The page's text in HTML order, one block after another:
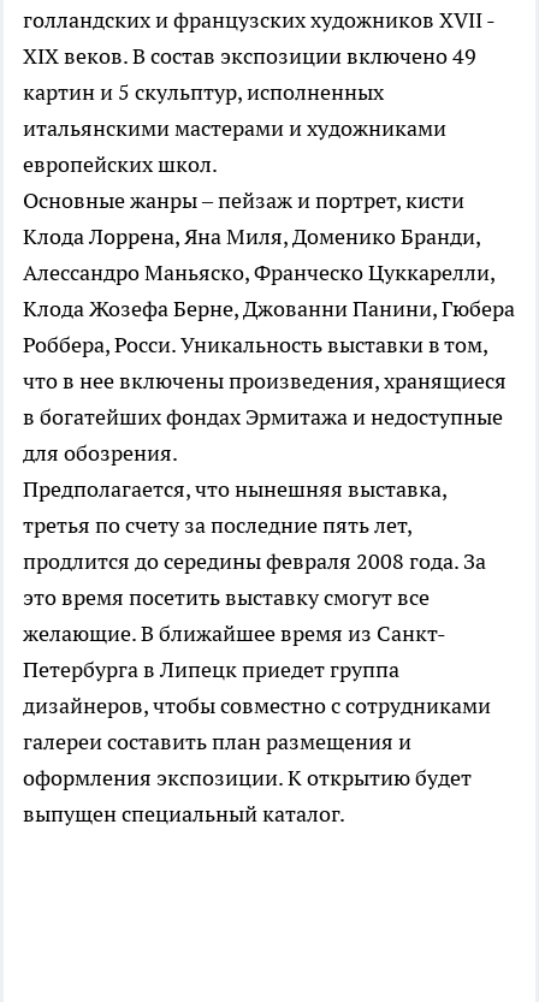
голландских и французских художников XVII -
XIX веков. В состав экспозиции включено 49
картин и 5 скульптур, исполненных
итальянскими мастерами и художниками
европейских школ.
Основные жанры – пейзаж и портрет, кисти
Клода Лоррена, Яна Миля, Доменико Бранди,
Алессандро Маньяско, Франческо Цуккарелли,
Клода Жозефа Берне, Джованни Панини, Гюбера
Роббера, Росси. Уникальность выставки в том,
что в нее включены произведения, хранящиеся
в богатейших фондах Эрмитажа и недоступные
для обозрения.
Предполагается, что нынешняя выставка,
третья по счету за последние пять лет,
продлится до середины февраля 2008 года. За
это время посетить выставку смогут все
желающие. В ближайшее время из Санкт-
Петербурга в Липецк приедет группа
дизайнеров, чтобы совместно с сотрудниками
галереи составить план размещения и
оформления экспозиции. К открытию будет
выпущен специальный каталог.